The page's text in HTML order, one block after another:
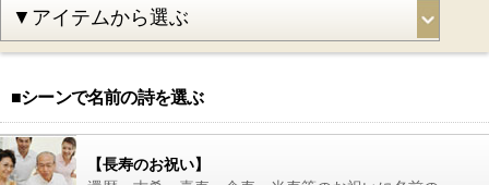
■シーンで名前の詩を選ぶ
【長寿のお祝い】